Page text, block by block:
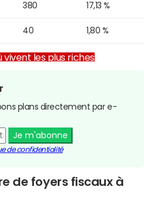
380 17,13 %
40 1,80 %
vivent les plus riches
plans directement par e-
Je m'abonne
de confidentialité
de foyers fiscaux à